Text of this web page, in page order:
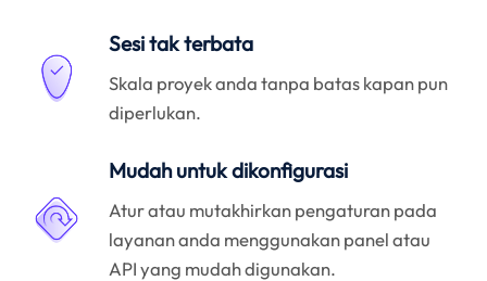
Sesi tak terbata
Skala proyek anda tanpa batas kapan pun
diperlukan.
Mudah untuk dikonfigurasi
Atur atau mutakhirkan pengaturan pada
layanan anda menggunakan panel atau
API yang mudah digunakan.